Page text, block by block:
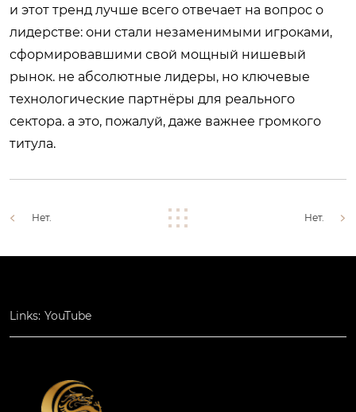
и этот тренд лучше всего отвечает на вопрос о
лидерстве: они стали незаменимыми игроками,
сформировавшими свой мощный нишевый
рынок. не абсолютные лидеры, но ключевые
технологические партнёры для реального
сектора. а это, пожалуй, даже важнее громкого
титула.
Нет. Нет.
Links: YouTube